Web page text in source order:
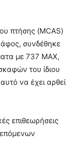
πτήσης (MCAS)
συνδέθηκε
με 737 ΜΑΧ,
του ίδιου
να έχει αρθεί
επιθεωρήσεις